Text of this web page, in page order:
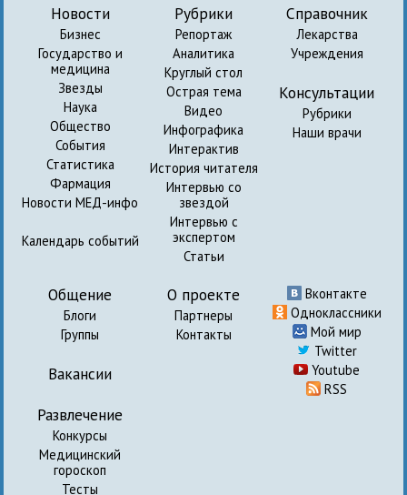
Новости
Бизнес
Государство и
медицина
Звезды
Наука
Общество
События
Статистика
Фармация
Новости МЕД-инфо
Календарь событий
Рубрики
Репортаж
Аналитика
Круглый стол
Острая тема
Видео
Инфографика
Интерактив
История читателя
Интервью со
звездой
Интервью с
экспертом
Статьи
Справочник
Лекарства
Учреждения
Консультации
Рубрики
Наши врачи
Общение
Блоги
Группы
Вакансии
Развлечение
Конкурсы
Медицинский
гороскоп
Тесты
О проекте
Партнеры
Контакты
Вконтакте
Одноклассники
Мой мир
Twitter
Youtube
RSS